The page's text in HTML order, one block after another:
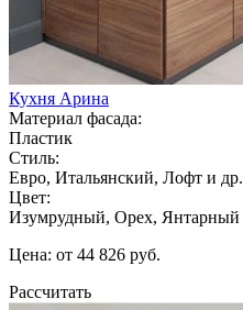
Кухня Арина
Материал фасада:
Пластик
Стиль:
Евро, Итальянский, Лофт и др.
Цвет:
Изумрудный, Орех, Янтарный
Цена: от 44 826 руб.
Рассчитать